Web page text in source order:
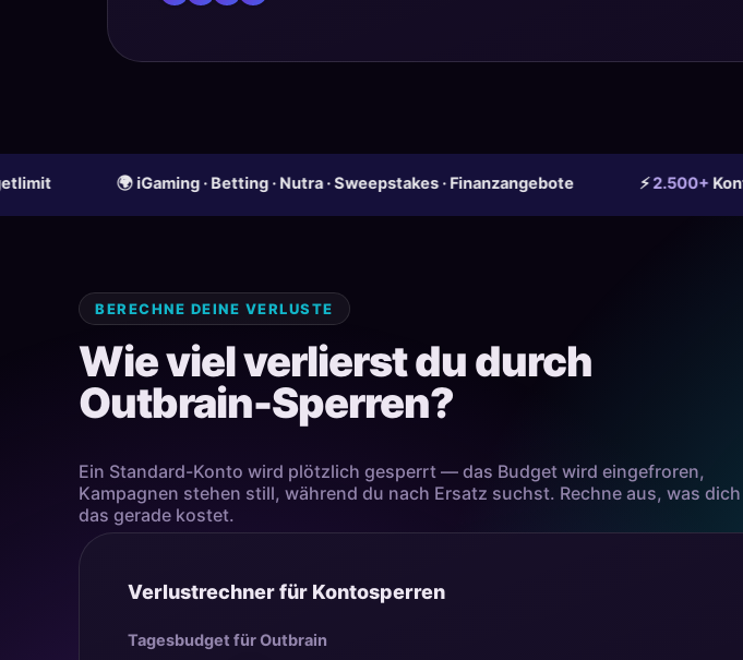
🌍 iGaming · Betting · Nutra · Sweepstakes · Finanzangebote ⚡2.500+ Konten vergeben
BERECHNE DEINE VERLUSTE
Wie viel verlierst du durch
Outbrain-Sperren?
Ein Standard-Konto wird plötzlich gesperrt — das Budget wird eingefroren,
Kampagnen stehen still, während du nach Ersatz suchst. Rechne aus, was dich
das gerade kostet.
Verlustrechner für Kontosperren
Tagesbudget für Outbrain